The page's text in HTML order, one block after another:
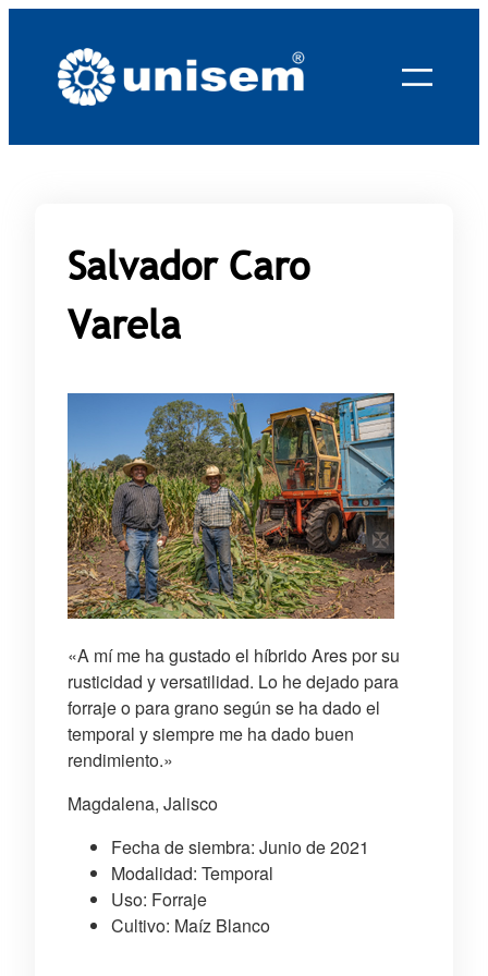
contenido
Salvador Caro
Varela
«A mí me ha gustado el híbrido Ares por su
rusticidad y versatilidad. Lo he dejado para
forraje o para grano según se ha dado el
temporal y siempre me ha dado buen
rendimiento.»
Magdalena, Jalisco
Fecha de siembra: Junio de 2021
Modalidad: Temporal
Uso: Forraje
Cultivo: Maíz Blanco